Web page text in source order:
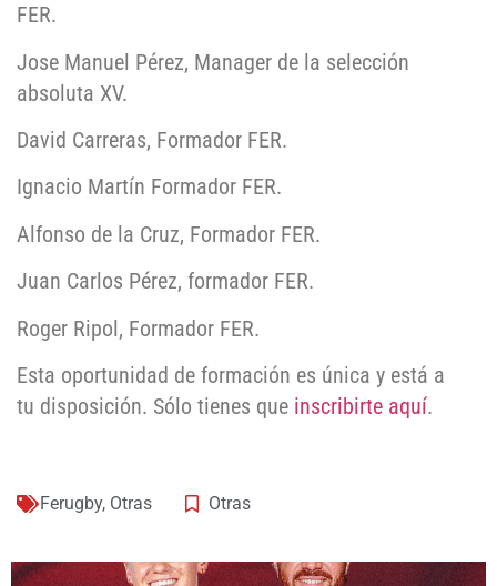
FER.
Jose Manuel Pérez, Manager de la selección
absoluta XV.
David Carreras, Formador FER.
Ignacio Martín Formador FER.
Alfonso de la Cruz, Formador FER.
Juan Carlos Pérez, formador FER.
Roger Ripol, Formador FER.
Esta oportunidad de formación es única y está a
tu disposición. Sólo tienes que inscribirte aquí.
Ferugby, Otras Otras